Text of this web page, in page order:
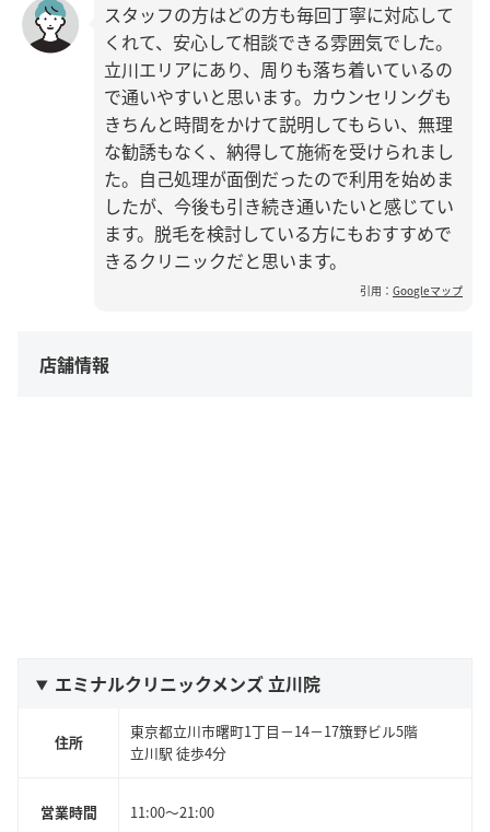
スタッフの方はどの方も毎回丁寧に対応して
くれて、安心して相談できる雰囲気でした。
立川エリアにあり、周りも落ち着いているの
で通いやすいと思います。カウンセリングも
きちんと時間をかけて説明してもらい、無理
な勧誘もなく、納得して施術を受けられまし
た。自己処理が面倒だったので利用を始めま
したが、今後も引き続き通いたいと感じてい
ます。脱毛を検討している方にもおすすめで
きるクリニックだと思います。
引用： Googleマップ
店舗情報
エミナルクリニックメンズ 立川院
住所
東京都立川市曙町1丁目－14－17籏野ビル5階
立川駅 徒歩4分
営業時間 11:00～21:00